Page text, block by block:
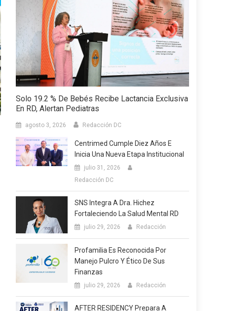
Solo 19.2 % De Bebés Recibe Lactancia Exclusiva
En RD, Alertan Pediatras
agosto 3, 2026 Redacción DC
Centrimed Cumple Diez Años E
Inicia Una Nueva Etapa Institucional
julio 31, 2026
Redacción DC
SNS Integra A Dra. Hichez
Fortaleciendo La Salud Mental RD
julio 29, 2026 Redacción
Profamilia Es Reconocida Por
Manejo Pulcro Y Ético De Sus
Finanzas
julio 29, 2026 Redacción
AFTER RESIDENCY Prepara A